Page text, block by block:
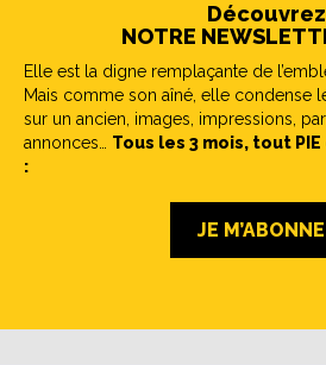
Découvrez
NOTRE
Elle est la digne remplaçante de
Mais comme son aîné, elle condense
sur un ancien, images, impressions,
annonces… Tous les 3 mois, tout
:
JE